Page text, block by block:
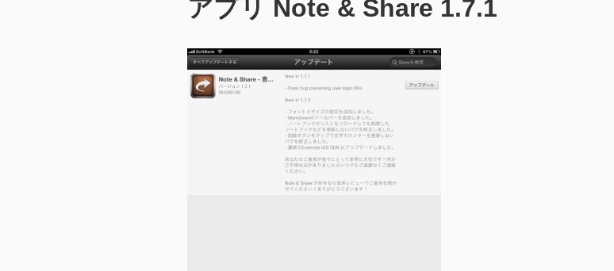
アプリ Note & Share 1.7.1